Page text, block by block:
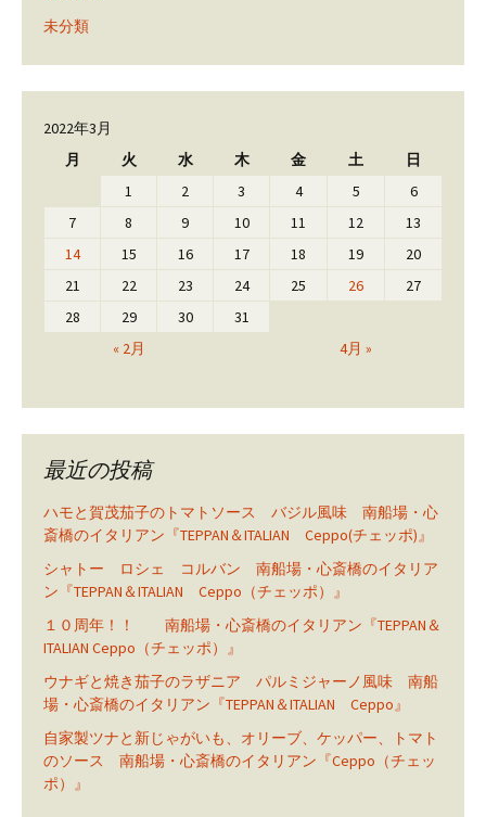
未分類
2022年3月
月
火 水 木 金 土 日
« 2月 4月 »
1 2 3 4 5
6
7
8 9 10 11 12
13
14
15 16 17 18 19
20
21
22 23 24 25 26
27
28
29 30 31
最近の投稿
ハモと賀茂茄子のトマトソース バジル風味 南船場・心
斎橋のイタリアン『TEPPAN＆ITALIAN Ceppo(チェッポ)』
シャトー ロシェ コルバン 南船場・心斎橋のイタリア
ン『TEPPAN＆ITALIAN Ceppo（チェッポ）』
１０周年！！ 南船場・心斎橋のイタリアン『TEPPAN＆
ITALIAN Ceppo（チェッポ）』
ウナギと焼き茄子のラザニア パルミジャーノ風味 南船
場・心斎橋のイタリアン『TEPPAN＆ITALIAN Ceppo』
自家製ツナと新じゃがいも、オリーブ、ケッパー、トマト
のソース 南船場・心斎橋のイタリアン『Ceppo（チェッ
ポ）』